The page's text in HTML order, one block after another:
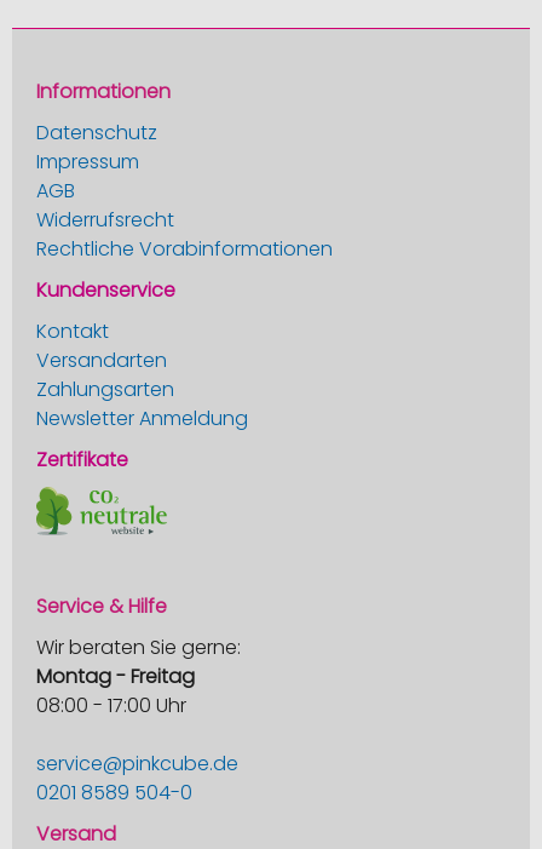
Informationen
Datenschutz
Impressum
AGB
Widerrufsrecht
Rechtliche Vorabinformationen
Kundenservice
Kontakt
Versandarten
Zahlungsarten
Newsletter Anmeldung
Zertifikate
Service & Hilfe
Wir beraten Sie gerne:
Montag - Freitag
08:00 - 17:00 Uhr
service@pinkcube.de
0201 8589 504-0
Versand